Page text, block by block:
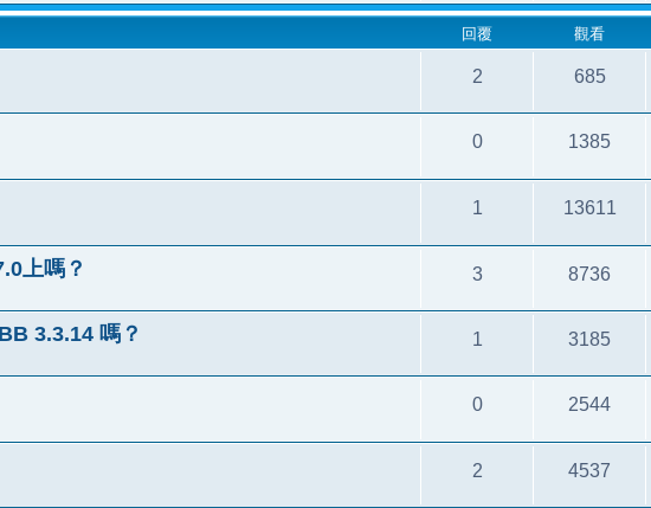
回覆 觀看
2 685
0 1385
1 13611
上嗎？ 3 8736
3.3.14 嗎？ 1 3185
0 2544
2 4537